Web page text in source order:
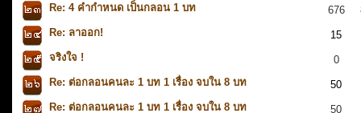
Re: 4 คำกำหนด เป็นกลอน 1 บท
676
Re: ลาออก!
15
จริงใจ !
0
Re: ต่อกลอนคนละ 1 บท 1 เรื่อง จบใน 8 บท
50
Re: ต่อกลอนคนละ 1 บท 1 เรื่อง จบใน 8 บท
50